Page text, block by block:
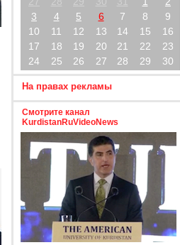
3
4 5 6 7 8
9
10
11 12 13 14 15
16
17
18 19 20 21 22
23
24
25 26 27 28 29 30
На правах рекламы
Смотрите канал
KurdistanRuVideoNews